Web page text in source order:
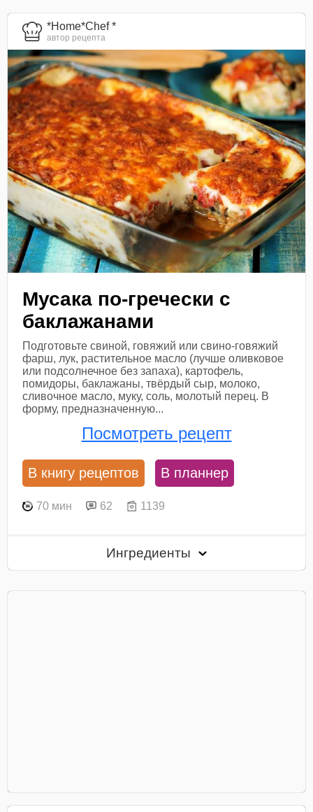
*Home*Chef *
автор рецепта
Мусака по-гречески с
баклажанами
Подготовьте свиной, говяжий или свино-говяжий
фарш, лук, растительное масло (лучше оливковое
или подсолнечное без запаха), картофель,
помидоры, баклажаны, твёрдый сыр, молоко,
сливочное масло, муку, соль, молотый перец. В
форму, предназначенную...
Посмотреть рецепт
В книгу рецептов В планнер
70 мин 62 1139
Ингредиенты